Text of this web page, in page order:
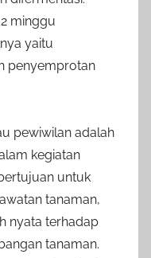
minggu
yaitu
penyemprotan
pewiwilan adalah
kegiatan
untuk
tanaman,
nyata terhadap
tanaman.